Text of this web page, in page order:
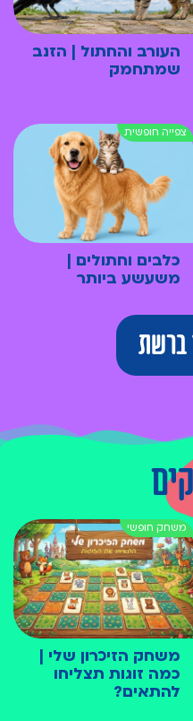
העורב והחתול | הזנב
שמתחמק
כלבים וחתולים |
משעשע ביותר
ברשת
משחק הזיכרון שלי |
כמה זוגות תצליחו
להתאים?